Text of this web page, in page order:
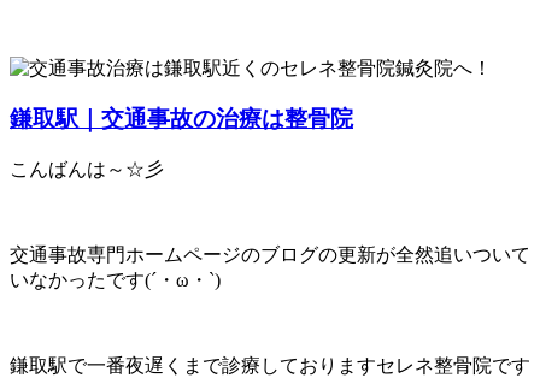
鎌取駅｜交通事故の治療は整骨院
こんばんは～☆彡
交通事故専門ホームページのブログの更新が全然追いついて
いなかったです(´・ω・`)
鎌取駅で一番夜遅くまで診療しておりますセレネ整骨院です